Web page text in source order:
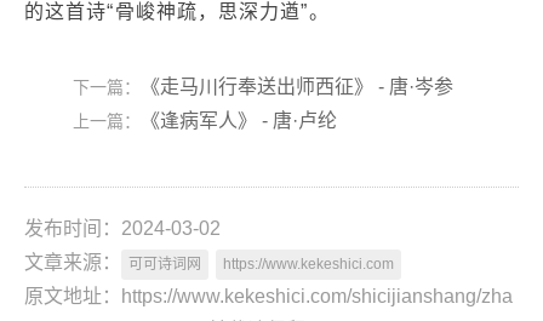
的这首诗“骨峻神疏，思深力遒”。
下一篇： 《走马川行奉送出师西征》 - 唐·岑参
上一篇： 《逢病军人》 - 唐·卢纶
发布时间：2024-03-02
文章来源：
可可诗词网 https://www.kekeshici.com
原文地址：https://www.kekeshici.com/shicijianshang/zha